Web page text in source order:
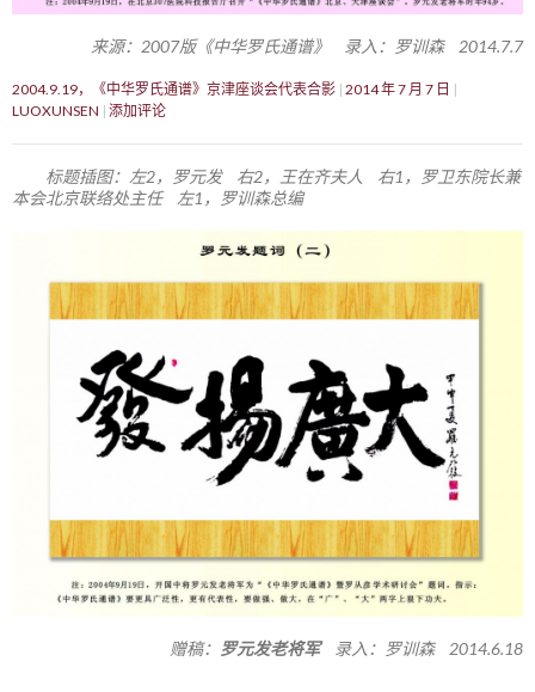
来源：2007版《中华罗氏通谱》 录入：罗训森 2014.7.7
2004.9.19，《中华罗氏通谱》京津座谈会代表合影 2014 年 7 月 7 日
LUOXUNSEN 添加评论
标题插图：左2，罗元发 右2，王在齐夫人 右1，罗卫东院长兼
本会北京联络处主任 左1，罗训森总编
赠稿： 罗元发老将军录入：罗训森 2014.6.18